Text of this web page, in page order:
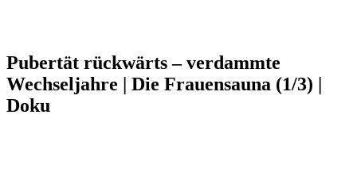
Pubertät rückwärts – verdammte
Wechseljahre | Die Frauensauna (1/3) |
Doku